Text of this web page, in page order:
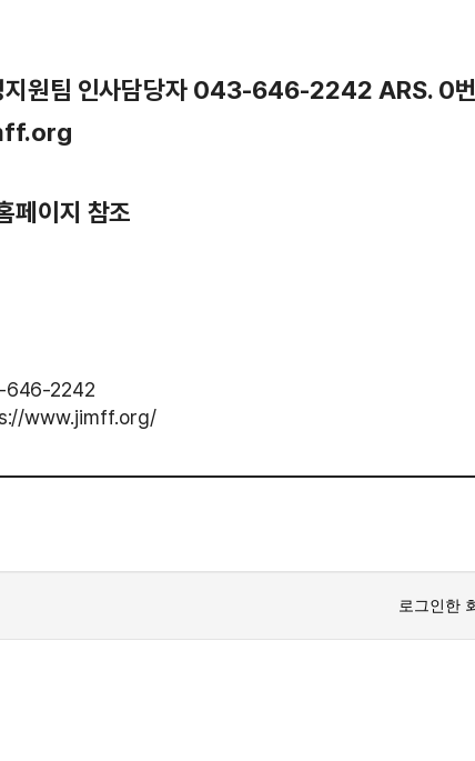
지원팀 인사담당자 043-646-2242 ARS. 0번
페이지 참조
646-2242
www.jimff.org/